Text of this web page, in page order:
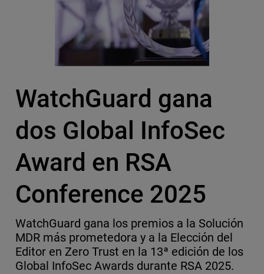
WatchGuard gana
dos Global InfoSec
Award en RSA
Conference 2025
WatchGuard gana los premios a la Solución
MDR más prometedora y a la Elección del
Editor en Zero Trust en la 13ª edición de los
Global InfoSec Awards durante RSA 2025.